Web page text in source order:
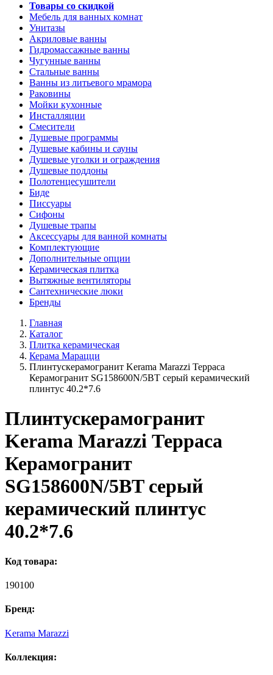
Товары со скидкой
Мебель для ванных комнат
Унитазы
Акриловые ванны
Гидромассажные ванны
Чугунные ванны
Стальные ванны
Ванны из литьевого мрамора
Раковины
Мойки кухонные
Инсталляции
Смесители
Душевые программы
Душевые кабины и сауны
Душевые уголки и ограждения
Душевые поддоны
Полотенцесушители
Биде
Писсуары
Сифоны
Душевые трапы
Аксессуары для ванной комнаты
Комплектующие
Дополнительные опции
Керамическая плитка
Вытяжные вентиляторы
Сантехнические люки
Бренды
Главная
Каталог
Плитка керамическая
Керама Марацци
Плинтускерамогранит Kerama Marazzi Терраса
Керамогранит SG158600N/5BT серый керамический
плинтус 40.2*7.6
Плинтускерамогранит
Kerama Marazzi Терраса
Керамогранит
SG158600N/5BT серый
керамический плинтус
40.2*7.6
Код товара:
190100
Бренд:
Kerama Marazzi
Коллекция: